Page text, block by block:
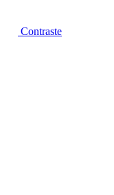
Contraste